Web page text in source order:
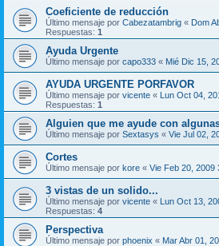
Coeficiente de reducción
Último mensaje por Cabezatambrig « Dom
Respuestas: 1
Ayuda Urgente
Último mensaje por capo333 « Mié Dic 15,
AYUDA URGENTE PORFAVOR
Último mensaje por vicente « Lun Oct 04,
Respuestas: 1
Alguien que me ayude con
Último mensaje por Sextasys « Vie Jul 02,
Cortes
Último mensaje por kore « Vie Feb 20, 2009
3 vistas de un solido...
Último mensaje por vicente « Lun Oct 13,
Respuestas: 4
Perspectiva
Último mensaje por phoenix « Mar Abr 01,